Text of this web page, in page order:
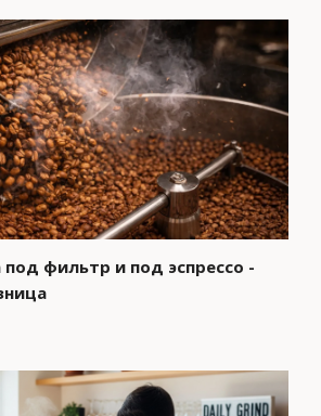
фильтр и под эспрессо -